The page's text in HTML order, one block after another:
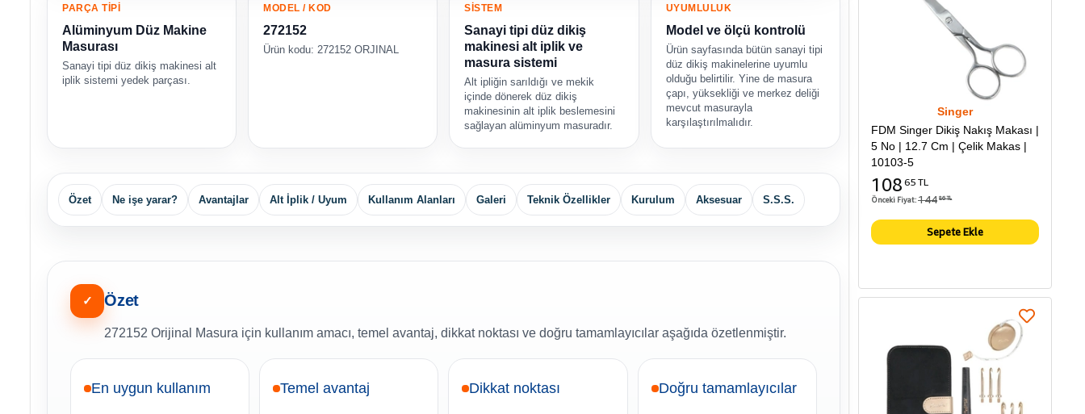
PARÇA TİPİ
Alüminyum Düz Makine
Masurası
Sanayi tipi düz dikiş makinesi alt
iplik sistemi yedek parçası.
MODEL / KOD
272152
Ürün kodu: 272152 ORJINAL
SİSTEM
Sanayi tipi düz dikiş
makinesi alt iplik ve
masura sistemi
Alt ipliğin sarıldığı ve mekik
içinde dönerek düz dikiş
makinesinin alt iplik beslemesini
sağlayan alüminyum masuradır.
UYUMLULUK
Model ve ölçü kontrolü
Ürün sayfasında bütün sanayi tipi
düz dikiş makinelerine uyumlu
olduğu belirtilir. Yine de masura
çapı, yüksekliği ve merkez deliği
mevcut masurayla
karşılaştırılmalıdır.
Özet Ne işe yarar? Avantajlar Alt İplik / Uyum Kullanım Alanları Galeri Teknik Özellikler Kurulum Aksesuar S.S.S.
✓ Özet
272152 Orijinal Masura için kullanım amacı, temel avantaj, dikkat noktası ve doğru tamamlayıcılar aşağıda özetlenmiştir.
En uygun kullanım Temel avantaj Dikkat noktası Doğru tamamlayıcılar
Singer
FDM Singer Dikiş Nakış Makası |
5 No | 12.7 Cm | Çelik Makas |
10103-5
108 65 TL
Önceki Fiyat:144 86 TL
Sepete Ekle